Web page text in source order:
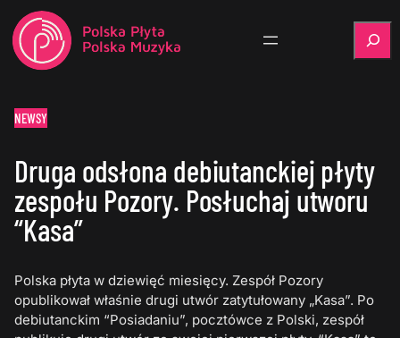
NEWSY
Druga odsłona debiutanckiej płyty
zespołu Pozory. Posłuchaj utworu
“Kasa”
Polska płyta w dziewięć miesięcy. Zespół Pozory
opublikował właśnie drugi utwór zatytułowany „Kasa”. Po
debiutanckim “Posiadaniu”, pocztówce z Polski, zespół